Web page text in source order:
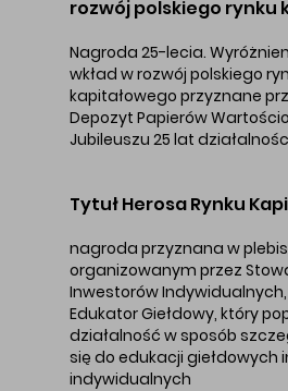
rozwój polskiego rynku
Nagroda 25-lecia.
wkład w rozwój polskiego
kapitałowego przyznane
Depozyt Papierów
Jubileuszu 25 lat
Tytuł Herosa Rynku
nagroda przyznana w
organizowanym przez
Inwestorów
Edukator Giełdowy, który
działalność w sposób
się do edukacji giełdowych
indywidualnych